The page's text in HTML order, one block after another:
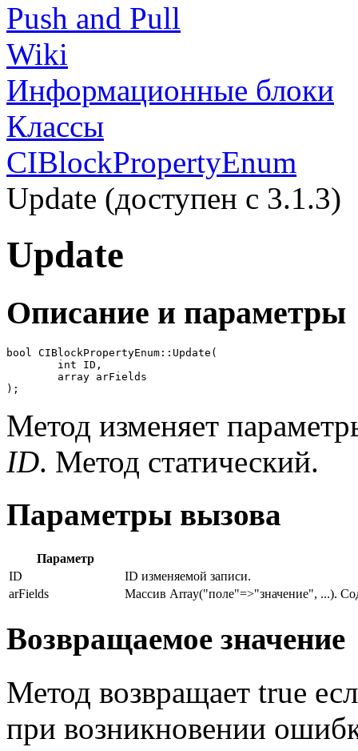
Push and Pull
Wiki
Информационные блоки
Классы
CIBlockPropertyEnum
Update (доступен с 3.1.3)
Update
Описание и параметры
bool CIBlockPropertyEnum::Update(
);
Метод изменяет
ID. Метод статический.
Параметры вызова
Параметр
ID
ID изменяемой записи.
arFields
Массив Array("поле"=>"значение", ...).
Возвращаемое значение
Метод возвращает true
при возникновении